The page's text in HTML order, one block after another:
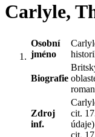
Carlyle,
Osobní
jméno
Biografie
Zdroj
inf.
cit.
cit.